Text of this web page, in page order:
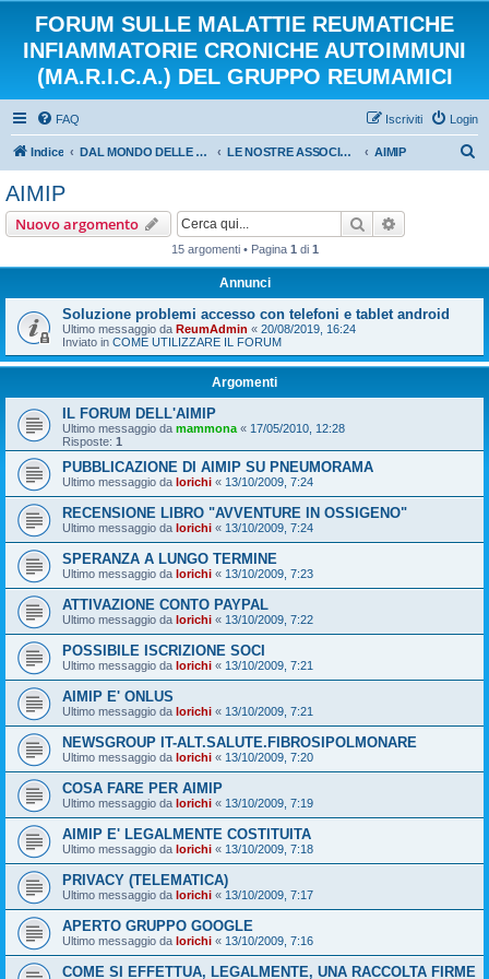
FORUM SULLE MALATTIE REUMATICHE
INFIAMMATORIE CRONICHE AUTOIMMUNI
(MA.R.I.C.A.) DEL GRUPPO REUMAMICI
FAQ Login
Iscriviti
Indice DAL MONDO DELLE ASSOCIAZIONI E DEL VOLONTARIATO LE NOSTRE ASSOCIAZIONI AIMIP
AIMIP
Nuovo argomento Cerca
15 argomenti • Pagina 1 di 1
Annunci
Soluzione problemi accesso con telefoni e tablet android
Ultimo messaggio da ReumAdmin « 20/08/2019, 16:24
Inviato in COME UTILIZZARE IL FORUM
Argomenti
IL FORUM DELL'AIMIP
Ultimo messaggio da mammona « 17/05/2010, 12:28
Risposte: 1
PUBBLICAZIONE DI AIMIP SU PNEUMORAMA
Ultimo messaggio da lorichi « 13/10/2009, 7:24
RECENSIONE LIBRO "AVVENTURE IN OSSIGENO"
Ultimo messaggio da lorichi « 13/10/2009, 7:24
SPERANZA A LUNGO TERMINE
Ultimo messaggio da lorichi « 13/10/2009, 7:23
ATTIVAZIONE CONTO PAYPAL
Ultimo messaggio da lorichi « 13/10/2009, 7:22
POSSIBILE ISCRIZIONE SOCI
Ultimo messaggio da lorichi « 13/10/2009, 7:21
AIMIP E' ONLUS
Ultimo messaggio da lorichi « 13/10/2009, 7:21
NEWSGROUP IT-ALT.SALUTE.FIBROSIPOLMONARE
Ultimo messaggio da lorichi « 13/10/2009, 7:20
COSA FARE PER AIMIP
Ultimo messaggio da lorichi « 13/10/2009, 7:19
AIMIP E' LEGALMENTE COSTITUITA
Ultimo messaggio da lorichi « 13/10/2009, 7:18
PRIVACY (TELEMATICA)
Ultimo messaggio da lorichi « 13/10/2009, 7:17
APERTO GRUPPO GOOGLE
Ultimo messaggio da lorichi « 13/10/2009, 7:16
COME SI EFFETTUA, LEGALMENTE, UNA RACCOLTA FIRME